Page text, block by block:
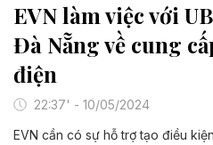
EVN làm việc với
Đà Nẵng về cung
điện
22:37' - 10/05/2024
EVN cần có sự hỗ trợ tạo điều